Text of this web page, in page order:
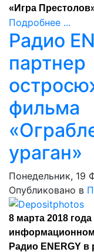
«Игра
Подробнее ...
Радио
партнер
фильма
ураган»
Понедельник, 19
Опубликовано в
8 марта 2018
информационном
Радио ENERGY в